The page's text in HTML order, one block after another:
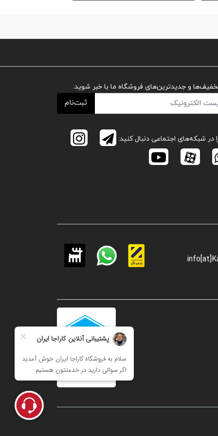
و جدیدترین‌های فروشگاه ما با خبر شوید:
ثبت‌نام
در شبکه‌های اجتماعی دنبال کنید: